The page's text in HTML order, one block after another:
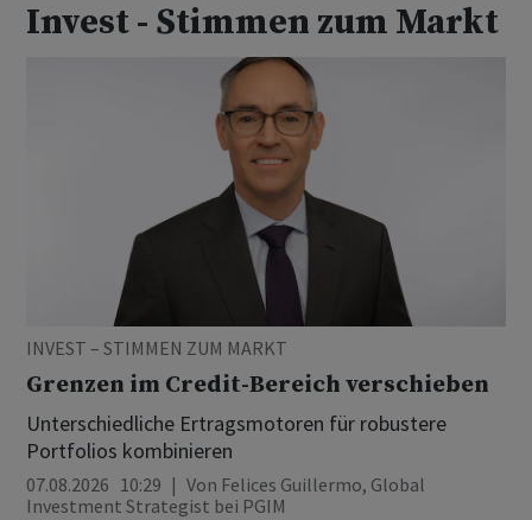
Invest - Stimmen zum Markt
INVEST – STIMMEN ZUM MARKT
Grenzen im Credit-Bereich verschieben
Unterschiedliche Ertragsmotoren für robustere
Portfolios kombinieren
07.08.2026 10:29 Von Felices Guillermo, Global
Investment Strategist bei PGIM